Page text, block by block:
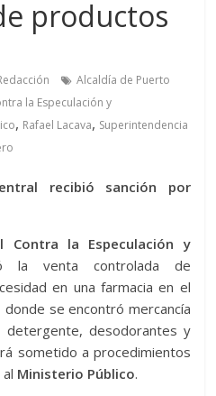
productos
Alcaldía de Puerto
la Especulación y
, Rafael Lacava, Superintendencia
recibió sanción por
Contra la Especulación y
la venta controlada de
en una farmacia en el
se encontró mercancía
detergente, desodorantes y
sometido a procedimientos
Ministerio Público.